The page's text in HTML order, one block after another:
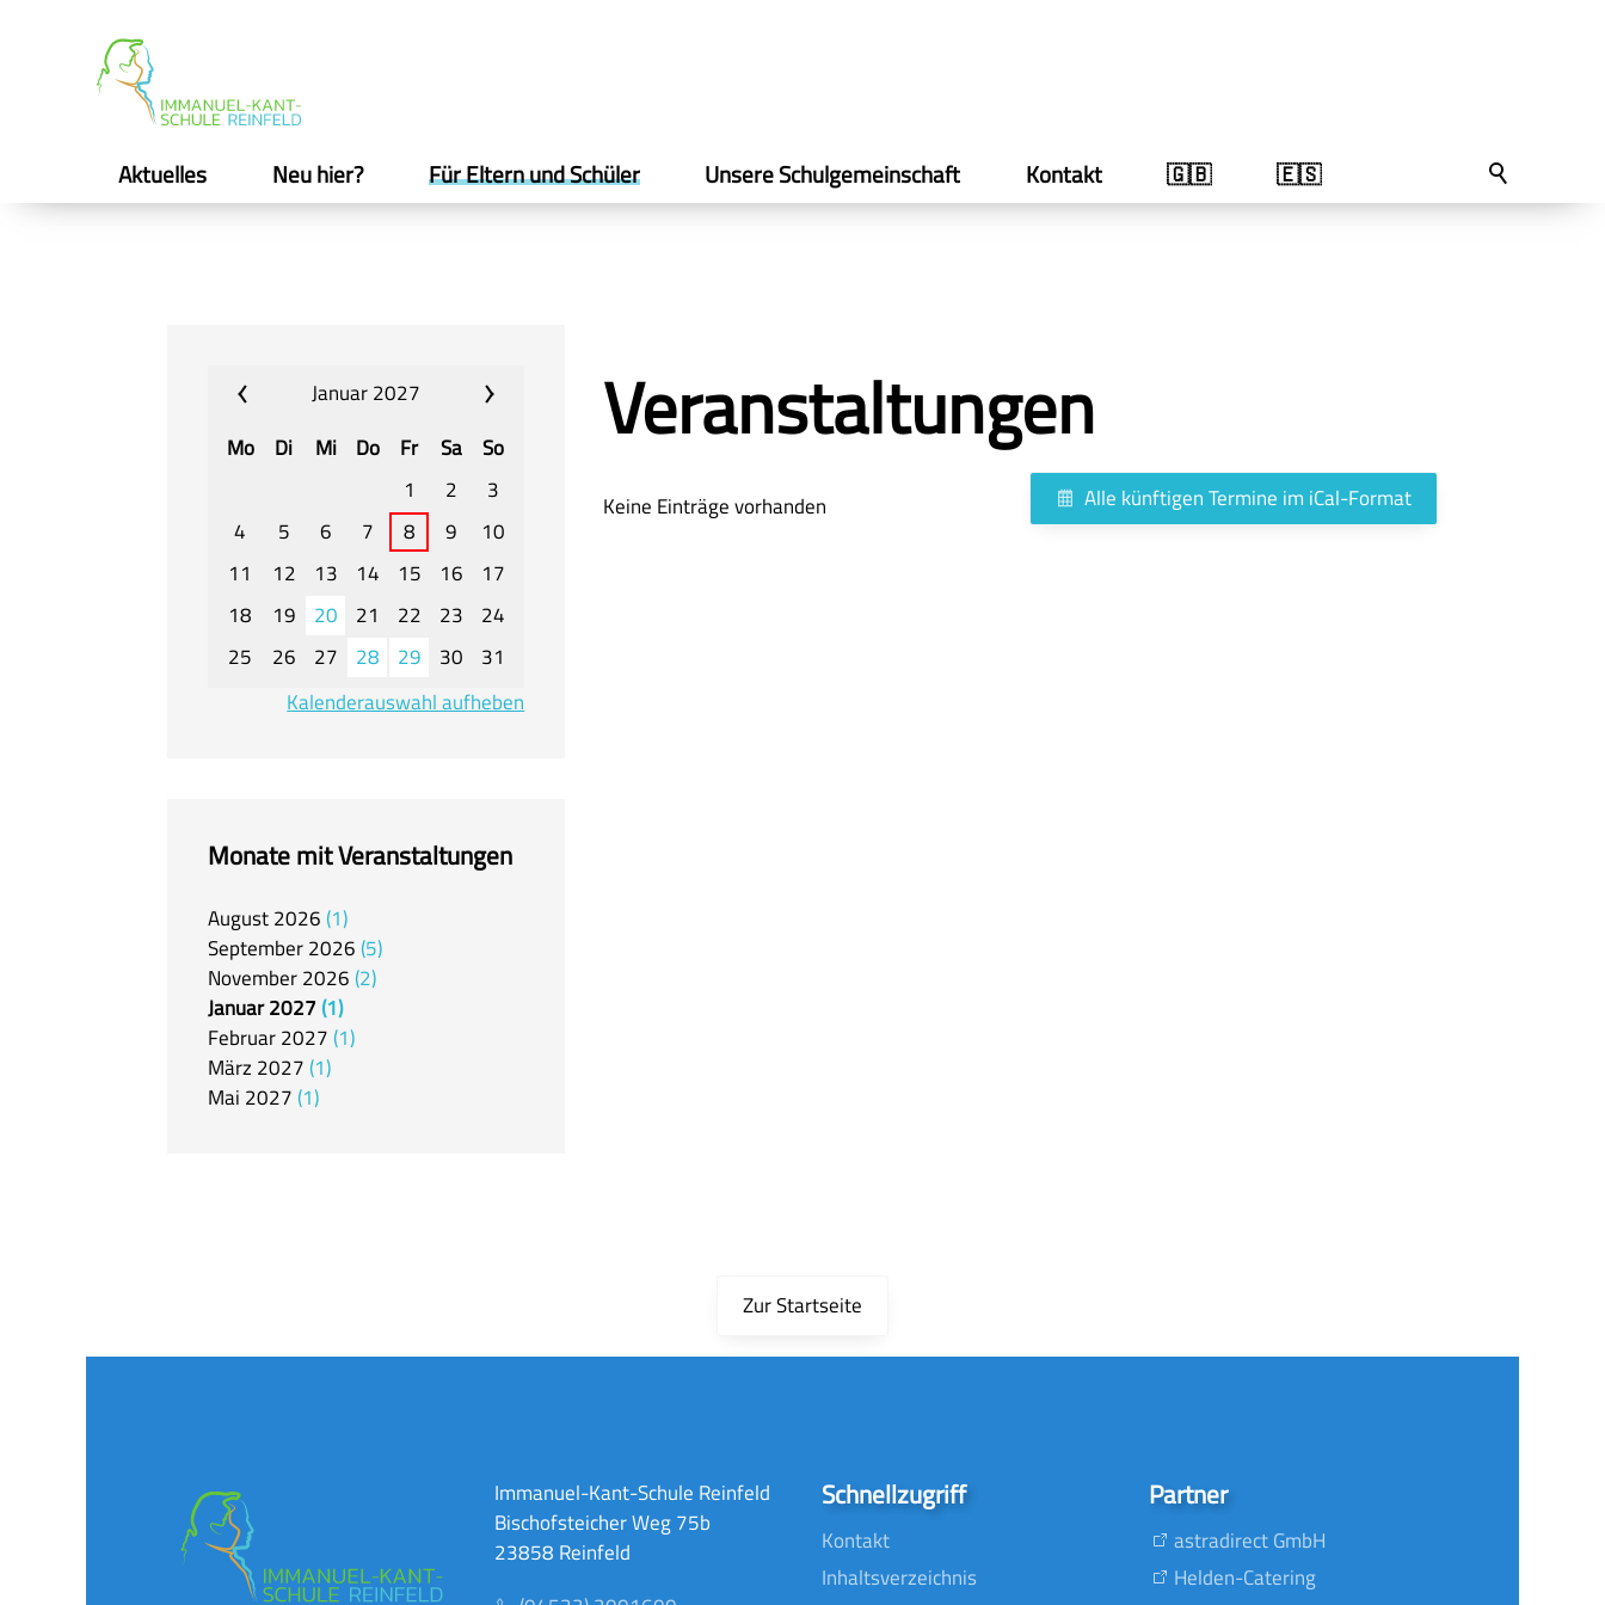
Aktuelles Neu hier? Für Eltern und Schüler Unsere Schulgemeinschaft Kontakt 🇬🇧 🇪🇸
Januar 2027
Mo
Di Mi Do Fr Sa
So
1
2
3
4
5 6 7 8 9
10
11
12 13 14 15 16
17
18
19 20 21 22 23
24
25
26 27 28 29 30
31
Kalenderauswahl aufheben
Monate mit Veranstaltungen
August2026 1
September2026 5
November2026 2
Januar2027 1
Februar2027 1
März 2027 1
Mai 2027 1
Veranstaltungen
Alle künftigen Termine im iCal-Format
Keine Einträge vorhanden
Zur Startseite
Immanuel-Kant-Schule Reinfeld
Bischofsteicher Weg 75b
23858 Reinfeld
Schnellzugriff
Kontakt
Inhaltsverzeichnis
Partner
astradirect GmbH
Helden-Catering